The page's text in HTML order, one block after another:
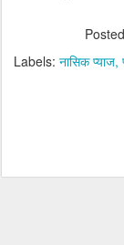
Posted
Labels: नासिक प्याज